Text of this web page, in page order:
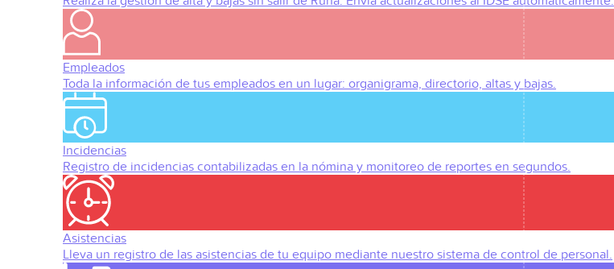
Empleados
Toda la información de tus empleados en un lugar: organigrama, directorio, altas y bajas.
Incidencias
Registro de incidencias contabilizadas en la nómina y monitoreo de reportes en segundos.
Asistencias
Lleva un registro de las asistencias de tu equipo mediante nuestro sistema de control de personal.